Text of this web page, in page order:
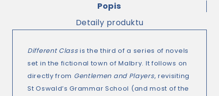
Popis
Detaily produktu
Different Classis the third of a series of novels
set in the fictional town of Malbry. It follows on
directly from Gentlemen and Players, revisiting
St Oswald’s Grammar School (and most of the